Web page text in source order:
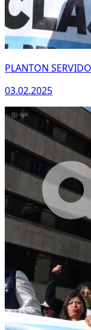
PLANTON
03.02.2025